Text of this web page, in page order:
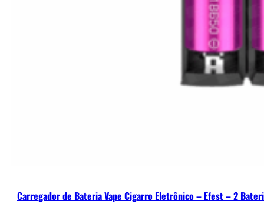
Carregador de Bateria Vape Cigarro Eletrônico – Efest – 2